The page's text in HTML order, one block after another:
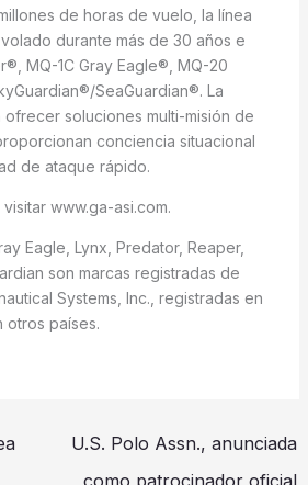
de horas de vuelo, la línea
durante más de 30 años e
MQ-1C Gray Eagle®, MQ-20
SeaGuardian®. La
soluciones multi-misión de
conciencia situacional
de ataque rápido.
www.ga-asi.com.
Eagle, Lynx, Predator, Reaper,
son marcas registradas de
Systems, Inc., registradas en
otros países.
U.S. Polo Assn., anunciada